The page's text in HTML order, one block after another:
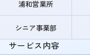
浦和営業所
シニア事業部
サービス内容